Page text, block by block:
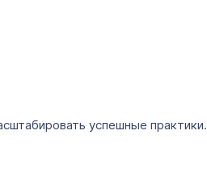
успешные практики.